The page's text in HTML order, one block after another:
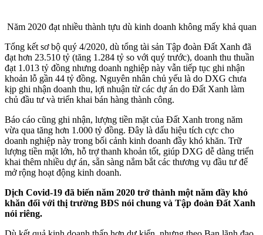
Năm 2020 đạt nhiều thành tựu dù kinh doanh không mấy khả quan
Tổng kết sơ bộ quý 4/2020, dù tổng tài sản Tập đoàn Đất Xanh đã
đạt hơn 23.510 tỷ (tăng 1.284 tỷ so với quý trước), doanh thu thuần
đạt 1.013 tỷ đồng nhưng doanh nghiệp này vẫn tiếp tục ghi nhận
khoản lỗ gần 44 tỷ đồng. Nguyên nhân chủ yếu là do DXG chưa
kịp ghi nhận doanh thu, lợi nhuận từ các dự án do Đất Xanh làm
chủ đầu tư và triển khai bán hàng thành công.
Báo cáo cũng ghi nhận, lượng tiền mặt của Đất Xanh trong năm
vừa qua tăng hơn 1.000 tỷ đồng. Đây là dấu hiệu tích cực cho
doanh nghiệp này trong bối cảnh kinh doanh đầy khó khăn. Trữ
lượng tiền mặt lớn, hỗ trợ thanh khoản tốt, giúp DXG dễ dàng triển
khai thêm nhiều dự án, sẵn sàng nắm bắt các thương vụ đầu tư để
mở rộng hoạt động kinh doanh.
Dịch Covid-19 đã biến năm 2020 trở thành một năm đầy khó
khăn đối với thị trường BĐS nói chung và Tập đoàn Đất Xanh
nói riêng.